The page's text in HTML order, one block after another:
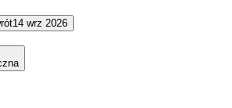
14 wrz 2026